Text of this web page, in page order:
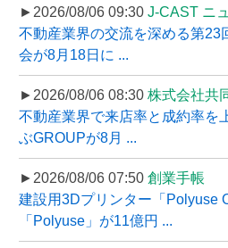
►2026/08/06 09:30 J-CAST ニ
不動産業界の交流を深める第23
会が8月18日に ...
►2026/08/06 08:30 株式会社共
不動産業界で来店率と成約率を
ぶGROUPが8月 ...
►2026/08/06 07:50 創業手帳
建設用3Dプリンター「Polyuse
「Polyuse」が11億円 ...